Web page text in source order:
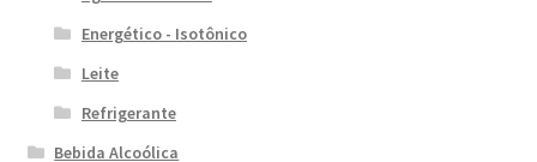
Energético - Isotônico
Leite
Refrigerante
Bebida Alcoólica